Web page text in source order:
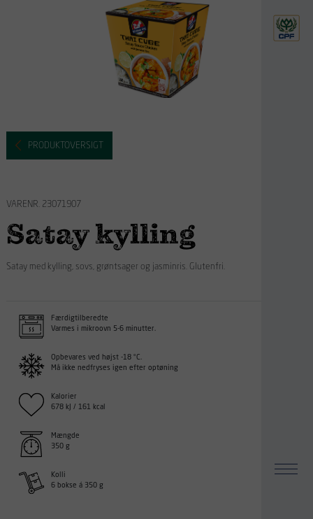
PRODUKTOVERSIGT
VARENR. 23071907
Satay kylling
Satay med kylling, sovs, grøntsager og jasminris.Glutenfri.
Færdigtilberedte
Varmes i mikroovn 5-6 minutter.
Opbevares ved højst -18 °C.
Må ikke nedfryses igen efter optøning
Kalorier
678 kJ / 161 kcal
Mængde
350 g
Kolli
6 bokse á 350 g